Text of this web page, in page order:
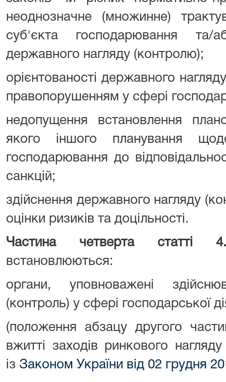
неоднозначне (множинне)
суб'єкта господарювання та/
державного нагляду (контролю);
орієнтованості державного
правопорушенням у сфері
недопущення встановлення
якого іншого планування
господарювання до
санкцій;
здійснення державного нагляду
оцінки ризиків та доцільності.
Частина четверта статті 4.
встановлюються:
органи, уповноважені
(контроль) у сфері господарської
(положення абзацу другого
вжитті заходів ринкового
із Законом України від 02 грудня